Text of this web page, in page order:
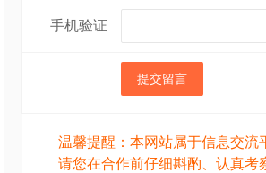
手机验证
提交留言
温馨提醒：本网站属于信息交流
请您在合作前仔细斟酌、认真考